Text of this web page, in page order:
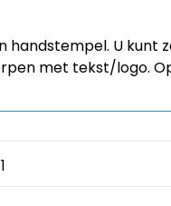
handstempel. U kunt
met tekst/logo.